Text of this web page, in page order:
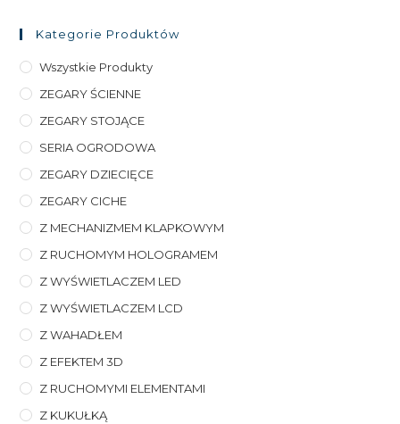
Kategorie Produktów
Wszystkie Produkty
ZEGARY ŚCIENNE
ZEGARY STOJĄCE
SERIA OGRODOWA
ZEGARY DZIECIĘCE
ZEGARY CICHE
Z MECHANIZMEM KLAPKOWYM
Z RUCHOMYM HOLOGRAMEM
Z WYŚWIETLACZEM LED
Z WYŚWIETLACZEM LCD
Z WAHADŁEM
Z EFEKTEM 3D
Z RUCHOMYMI ELEMENTAMI
Z KUKUŁKĄ